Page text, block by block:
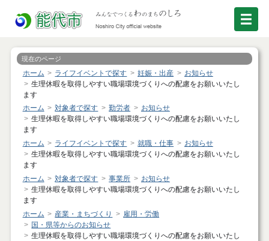
現在のページ
ホーム ライフイベントで探す 妊娠・出産
お知らせ
生理休暇を取得しやすい職場環境づくりへの配慮をお願いいたし
ます
ホーム
対象者で探す 勤労者
お知らせ
生理休暇を取得しやすい職場環境づくりへの配慮をお願いいたし
ます
ホーム
ライフイベントで探す 就職・仕事
お知らせ
生理休暇を取得しやすい職場環境づくりへの配慮をお願いいたし
ます
ホーム
対象者で探す 事業所
お知らせ
生理休暇を取得しやすい職場環境づくりへの配慮をお願いいたし
ます
ホーム
産業・まちづくり
雇用・労働
国・県等からのお知らせ
生理休暇を取得しやすい職場環境づくりへの配慮をお願いいたし